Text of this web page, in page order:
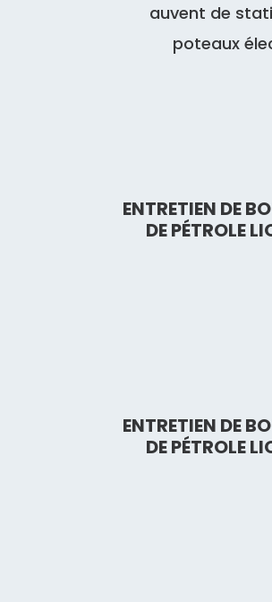
auvent de
poteaux
ENTRETIEN DE
DE PÉTROLE
ENTRETIEN DE
DE PÉTROLE